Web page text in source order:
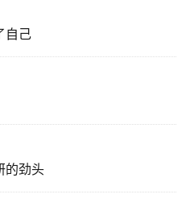
自己
的劲头